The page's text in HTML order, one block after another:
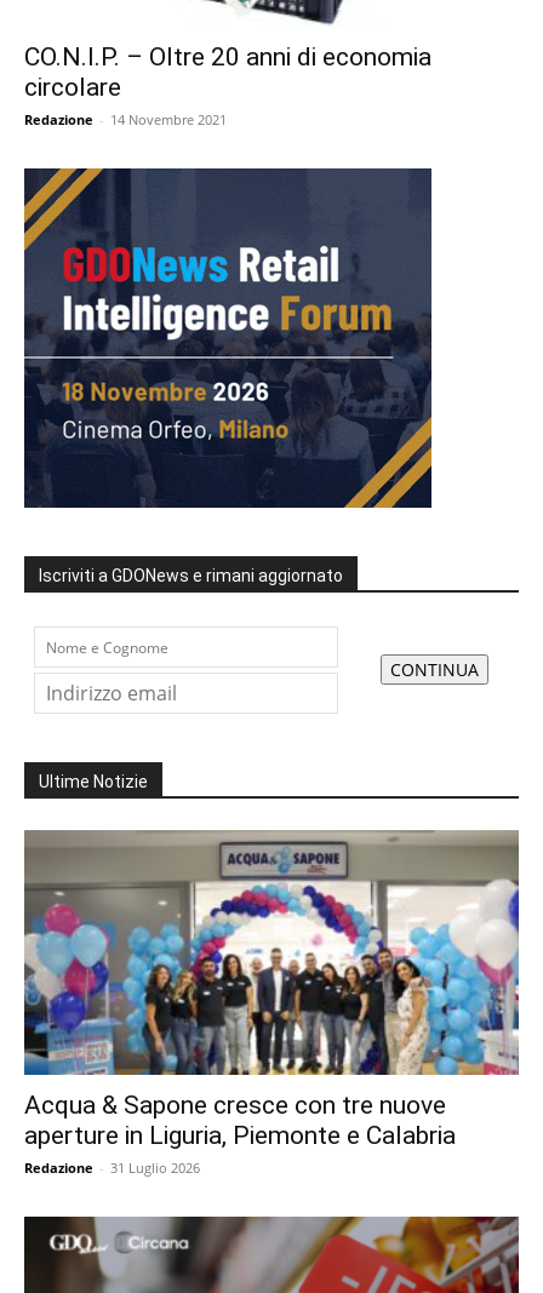
CO.N.I.P. – Oltre 20 anni di economia
circolare
Redazione - 14 Novembre 2021
Iscriviti a GDONews e rimani aggiornato
Ultime Notizie
Acqua & Sapone cresce con tre nuove
aperture in Liguria, Piemonte e Calabria
Redazione - 31 Luglio 2026